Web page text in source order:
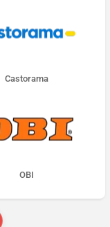
Castorama
OBI